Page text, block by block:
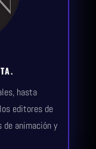
hasta
editores de
animación y